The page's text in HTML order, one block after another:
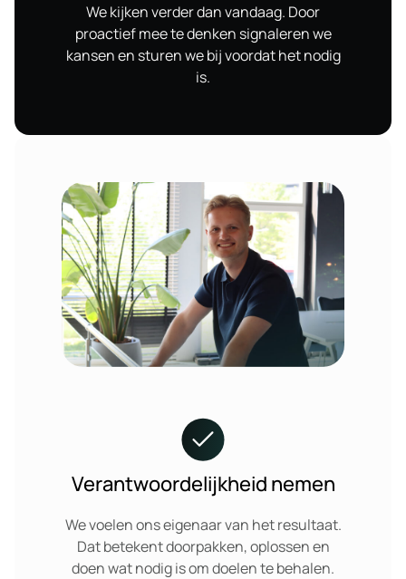
We kijken verder dan vandaag. Door
proactief mee te denken signaleren we
kansen en sturen we bij voordat het nodig
is.
Verantwoordelijkheid nemen
We voelen ons eigenaar van het resultaat.
Dat betekent doorpakken, oplossen en
doen wat nodig is om doelen te behalen.